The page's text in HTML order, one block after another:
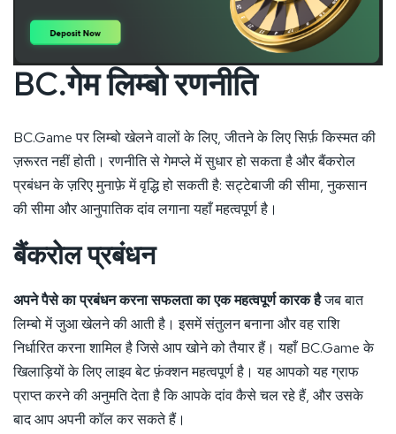
BC.गेम लिम्बो रणनीति
BC.Game पर लिम्बो खेलने वालों के लिए, जीतने के लिए सिर्फ़ किस्मत की
ज़रूरत नहीं होती। रणनीति से गेमप्ले में सुधार हो सकता है और बैंकरोल
प्रबंधन के ज़रिए मुनाफ़े में वृद्धि हो सकती है: सट्टेबाजी की सीमा, नुकसान
की सीमा और आनुपातिक दांव लगाना यहाँ महत्वपूर्ण है।
बैंकरोल प्रबंधन
अपने पैसे का प्रबंधन करना सफलता का एक महत्वपूर्ण कारक हैजब बात
लिम्बो में जुआ खेलने की आती है। इसमें संतुलन बनाना और वह राशि
निर्धारित करना शामिल है जिसे आप खोने को तैयार हैं। यहाँ BC.Game के
खिलाड़ियों के लिए लाइव बेट फ़ंक्शन महत्वपूर्ण है। यह आपको यह ग्राफ
प्राप्त करने की अनुमति देता है कि आपके दांव कैसे चल रहे हैं, और उसके
बाद आप अपनी कॉल कर सकते हैं।